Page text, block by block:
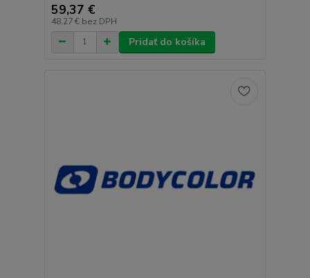
59,37 €
48,27 € bez DPH
Pridať do košíka